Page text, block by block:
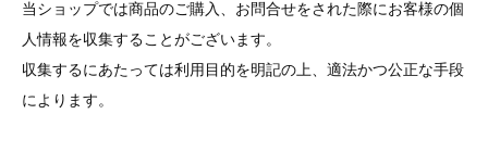
当ショップでは商品のご購入、お問合せをされた際にお客様の個
人情報を収集することがございます。
収集するにあたっては利用目的を明記の上、適法かつ公正な手段
によります。